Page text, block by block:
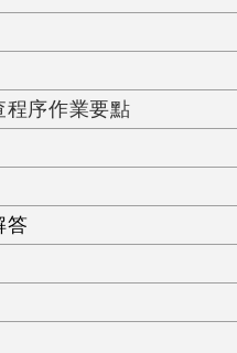
程序作業要點
答